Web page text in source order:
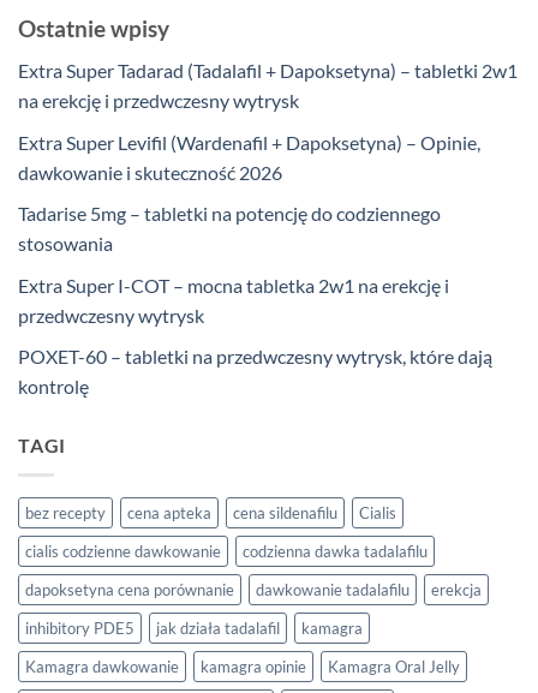
Ostatnie wpisy
Extra Super Tadarad (Tadalafil + Dapoksetyna) – tabletki 2w1
na erekcję i przedwczesny wytrysk
Extra Super Levifil (Wardenafil + Dapoksetyna) – Opinie,
dawkowanie i skuteczność 2026
Tadarise 5mg – tabletki na potencję do codziennego
stosowania
Extra Super I-COT – mocna tabletka 2w1 na erekcję i
przedwczesny wytrysk
POXET-60 – tabletki na przedwczesny wytrysk, które dają
kontrolę
TAGI
bez recepty cena apteka cena sildenafilu
Cialis
cialis codzienne dawkowanie
codzienna dawka tadalafilu
dapoksetyna cena porównanie
dawkowanie tadalafilu
erekcja
inhibitory PDE5
jak działa tadalafil
kamagra
Kamagra dawkowanie
kamagra opinie
Kamagra Oral Jelly